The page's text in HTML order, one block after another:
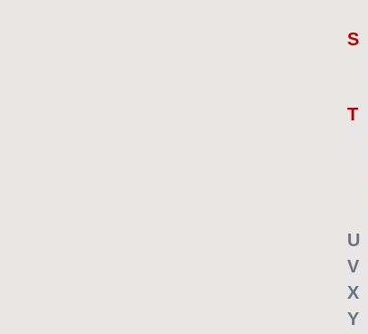
S
T
U
V
X
Y